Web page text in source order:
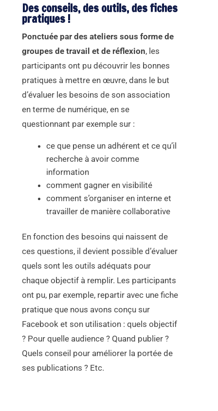
Des conseils, des outils, des fiches
pratiques !
Ponctuée par des ateliers sous forme de
groupes de travail et de réflexion, les
participants ont pu découvrir les bonnes
pratiques à mettre en œuvre, dans le but
d’évaluer les besoins de son association
en terme de numérique, en se
questionnant par exemple sur :
ce que pense un adhérent et ce qu’il
recherche à avoir comme
information
comment gagner en visibilité
comment s’organiser en interne et
travailler de manière collaborative
En fonction des besoins qui naissent de
ces questions, il devient possible d’évaluer
quels sont les outils adéquats pour
chaque objectif à remplir. Les participants
ont pu, par exemple, repartir avec une fiche
pratique que nous avons conçu sur
Facebook et son utilisation : quels objectif
? Pour quelle audience ? Quand publier ?
Quels conseil pour améliorer la portée de
ses publications ? Etc.